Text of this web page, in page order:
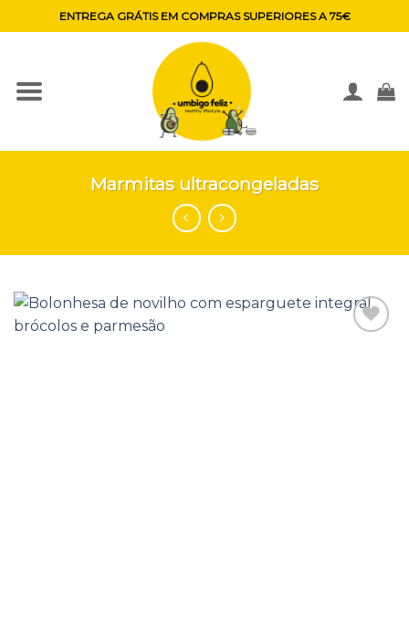
to
ENTREGA GRÁTIS EM COMPRAS SUPERIORES A 75€
Marmitas ultracongeladas